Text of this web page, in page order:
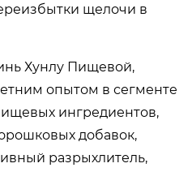
щелочи в
Хунлу Пищевой,
опытом в сегменте
ингредиентов,
добавок,
разрыхлитель,